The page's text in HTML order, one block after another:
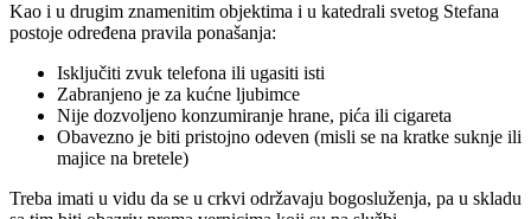
Kao i u drugim znamenitim objektima i u katedrali svetog Stefana
postoje određena pravila ponašanja:
Isključiti zvuk telefona ili ugasiti isti
Zabranjeno je za kućne ljubimce
Nije dozvoljeno konzumiranje hrane, pića ili cigareta
Obavezno je biti pristojno odeven (misli se na kratke suknje ili
majice na bretele)
Treba imati u vidu da se u crkvi održavaju bogosluženja, pa u skladu